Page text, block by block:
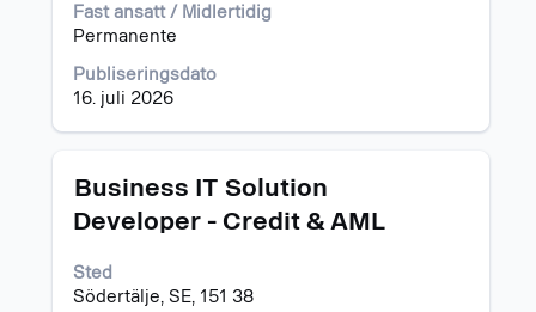
Fast ansatt / Midlertidig
Permanente
Publiseringsdato
16. juli 2026
fullstendige
i
jobbinformasjonen.
Tittel
Business IT Solution
Developer - Credit & AML
Sted
Södertälje, SE, 151 38
Velg
mellomromstasten
å
vise